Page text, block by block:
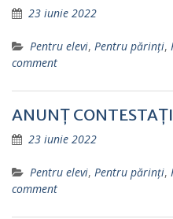
23 iunie 2022
Pentru elevi, Pentru părinţi,
comment
ANUNŢ
23 iunie 2022
Pentru elevi, Pentru părinţi,
comment